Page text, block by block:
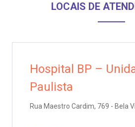
R. Colômbia, 332
CEP: 01438-000 | Jardim Paulista
São Paulo - SP
de órgãos
de cuidado
LOCAIS DE
Hospital BP –
Paulista
Rua Maestro Cardim, 769 - Bela